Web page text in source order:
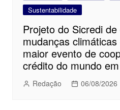
Sustentabilidade
Projeto do Sicredi
mudanças
maior evento de
crédito do mundo
Redação 06/08/2026